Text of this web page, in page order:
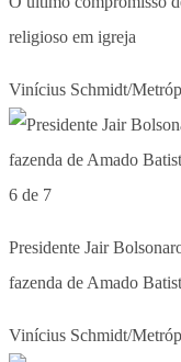
religioso em igreja
Vinícius Schmidt/
6 de 7
Presidente Jair
fazenda de Amado
Vinícius Schmidt/